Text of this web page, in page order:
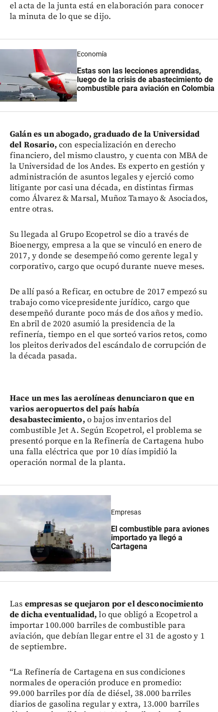
el acta de la junta está en elaboración para conocer
la minuta de lo que se dijo.
Economía
Estas son las lecciones aprendidas,
luego de la crisis de abastecimiento de
combustible para aviación en Colombia
Galán es un abogado, graduado de la Universidad
del Rosario, con especialización en derecho
financiero, del mismo claustro, y cuenta con MBA de
la Universidad de los Andes. Es experto en gestión y
administración de asuntos legales y ejerció como
litigante por casi una década, en distintas firmas
como Álvarez & Marsal, Muñoz Tamayo & Asociados,
entre otras.
Su llegada al Grupo Ecopetrol se dio a través de
Bioenergy, empresa a la que se vinculó en enero de
2017, y donde se desempeñó como gerente legal y
corporativo, cargo que ocupó durante nueve meses.
De allí pasó a Reficar, en octubre de 2017 empezó su
trabajo como vicepresidente jurídico, cargo que
desempeñó durante poco más de dos años y medio.
En abril de 2020 asumió la presidencia de la
refinería, tiempo en el que sorteó varios retos, como
los pleitos derivados del escándalo de corrupción de
la década pasada.
Hace un mes las aerolíneas denunciaron que en
varios aeropuertos del país había
desabastecimiento, o bajos inventarios del
combustible Jet A. Según Ecopetrol, el problema se
presentó porque en la Refinería de Cartagena hubo
una falla eléctrica que por 10 días impidió la
operación normal de la planta.
Empresas
El combustible para aviones
importado ya llegó a
Cartagena
Las empresas se quejaron por el desconocimiento
de dicha eventualidad,lo que obligó a Ecopetrol a
importar 100.000 barriles de combustible para
aviación, que debían llegar entre el 31 de agosto y 1
de septiembre.
“La Refinería de Cartagena en sus condiciones
normales de operación produce en promedio:
99.000 barriles por día de diésel, 38.000 barriles
diarios de gasolina regular y extra, 13.000 barriles